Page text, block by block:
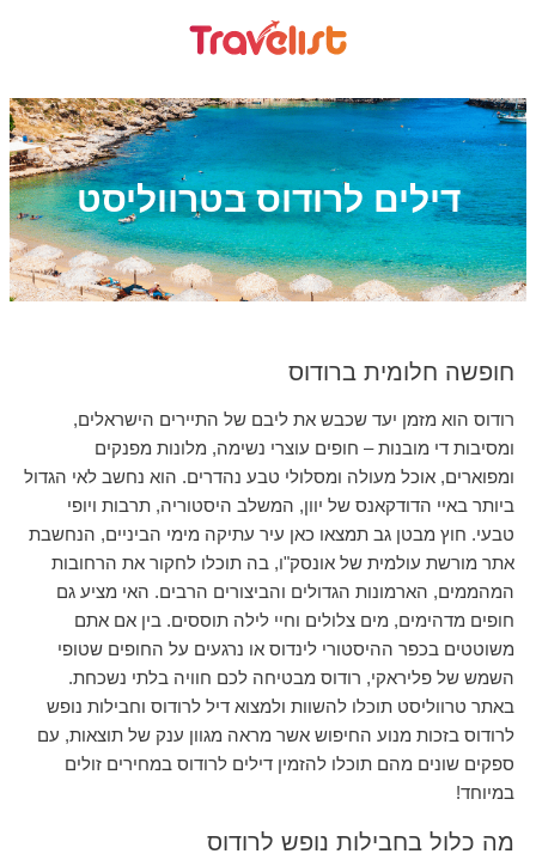
דילים לרודוס בטרווליסט
חופשה חלומית ברודוס
רודוס הוא מזמן יעד שכבש את ליבם של התיירים הישראלים,
ומסיבות די מובנות – חופים עוצרי נשימה, מלונות מפנקים
ומפוארים, אוכל מעולה ומסלולי טבע נהדרים. הוא נחשב לאי הגדול
ביותר באיי הדודקאנס של יוון, המשלב היסטוריה, תרבות ויופי
טבעי. חוץ מבטן גב תמצאו כאן עיר עתיקה מימי הביניים, הנחשבת
אתר מורשת עולמית של אונסק"ו, בה תוכלו לחקור את הרחובות
המהממים, הארמונות הגדולים והביצורים הרבים. האי מציע גם
חופים מדהימים, מים צלולים וחיי לילה תוססים. בין אם אתם
משוטטים בכפר ההיסטורי לינדוס או נרגעים על החופים שטופי
השמש של פליראקי, רודוס מבטיחה לכם חוויה בלתי נשכחת.
באתר טרווליסט תוכלו להשוות ולמצוא דיל לרודוס וחבילות נופש
לרודוס בזכות מנוע החיפוש אשר מראה מגוון ענק של תוצאות, עם
ספקים שונים מהם תוכלו להזמין דילים לרודוס במחירים זולים
במיוחד!
מה כלול בחבילות נופש לרודוס